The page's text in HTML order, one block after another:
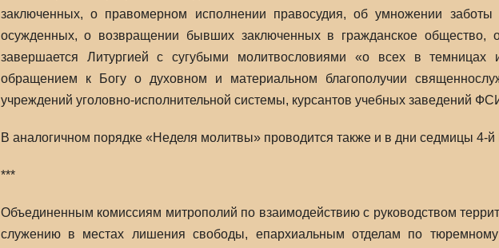
заключенных, о правомерном исполнении правосудия, об умножении
осужденных, о возвращении бывших заключенных в гражданское общество,
завершается Литургией с сугубыми молитвословиями «о всех в
обращением к Богу о духовном и материальном благополучии
учреждений уголовно-исполнительной системы, курсантов учебных заведений
В аналогичном порядке «Неделя молитвы» проводится также и в дни седмицы 4-й
***
Объединенным комиссиям митрополий по взаимодействию с руководством
служению в местах лишения свободы, епархиальным отделам по